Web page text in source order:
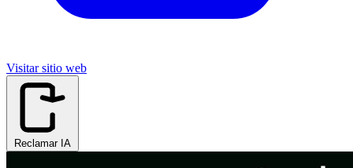
Visitar sitio web
Reclamar IA